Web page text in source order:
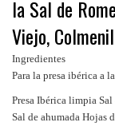
la Sal de
Viejo,
Ingredientes
Para la presa ibérica a
Presa Ibérica limpia
Sal de ahumada Hojas